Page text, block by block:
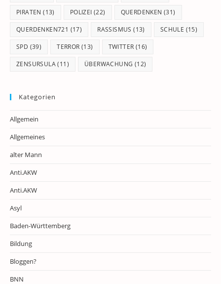
PIRATEN (13) POLIZEI (22) QUERDENKEN (31)
QUERDENKEN721 (17) RASSISMUS (13) SCHULE (15)
SPD (39) TERROR (13) TWITTER (16)
ZENSURSULA(11) ÜBERWACHUNG (12)
Kategorien
Allgemein
Allgemeines
alter Mann
Anti.AKW
Anti.AKW
Asyl
Baden-Württemberg
Bildung
Bloggen?
BNN